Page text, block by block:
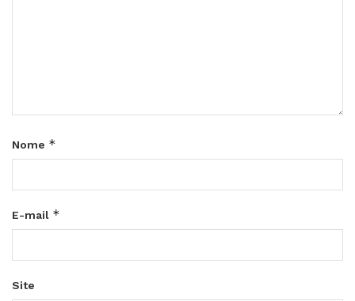
Nome *
E-mail *
Site